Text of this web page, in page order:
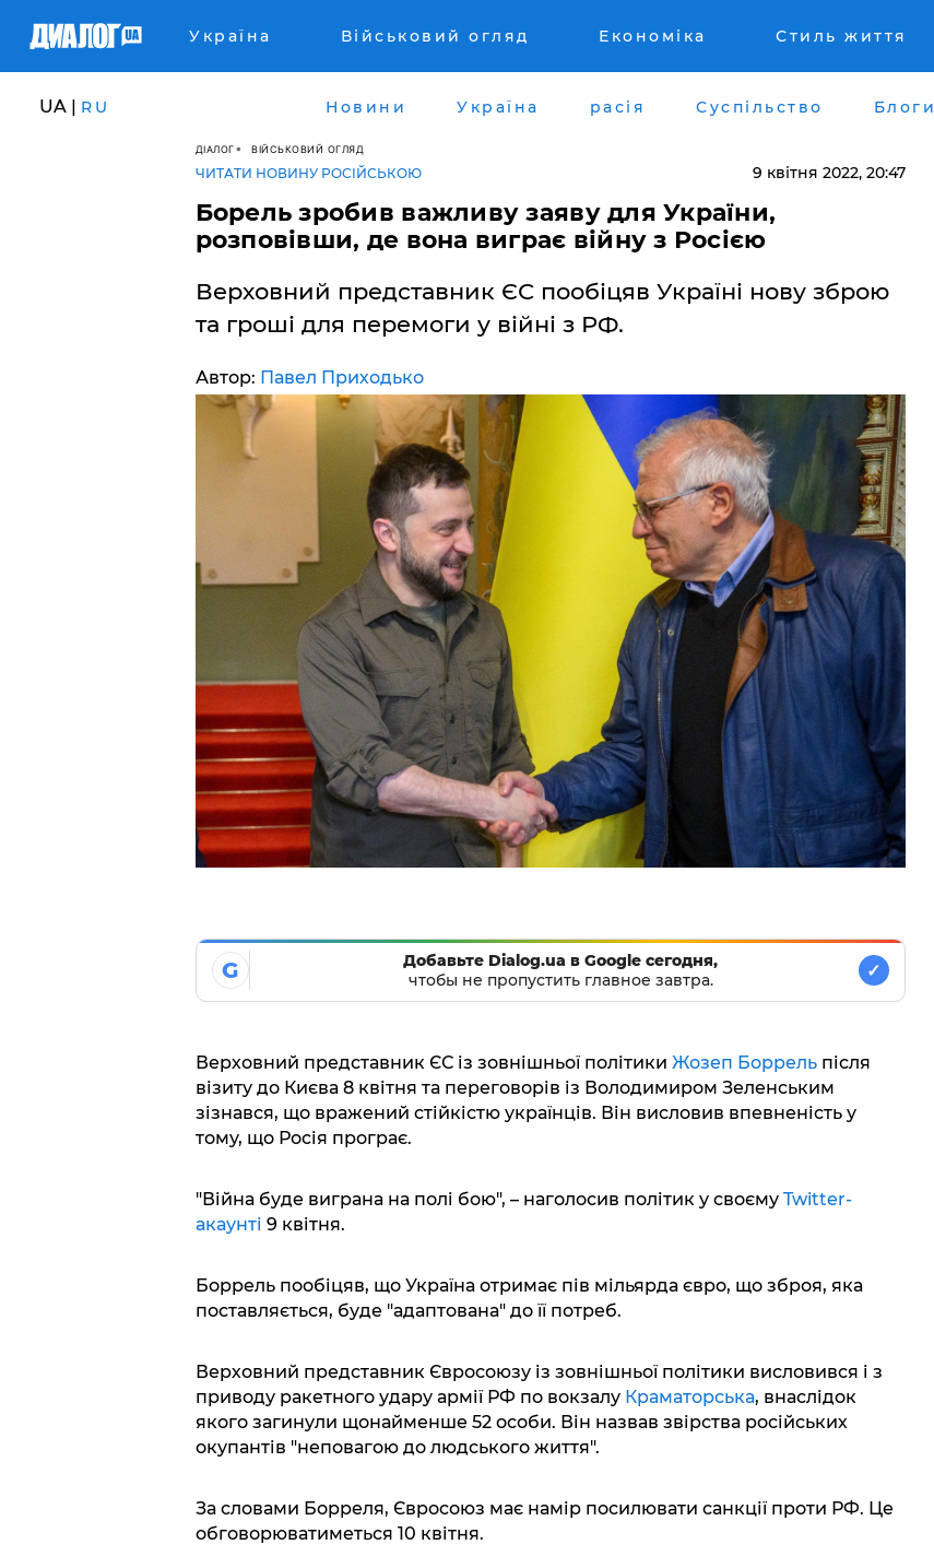
Україна Військовий огляд Економіка Стиль життя
UA | RU Новини Україна расія Суспільство Блоги
ДІАЛОГ ВІЙСЬКОВИЙ ОГЛЯД
ЧИТАТИ НОВИНУ РОСІЙСЬКОЮ 9 квітня 2022, 20:47
Борель зробив важливу заяву для України,
розповівши, де вона виграє війну з Росією
Верховний представник ЄС пообіцяв Україні нову зброю
та гроші для перемоги у війні з РФ.
Автор: Павел Приходько
G
Добавьте Dialog.ua в Google сегодня,
чтобы не пропустить главное завтра.
✓
Верховний представник ЄС із зовнішньої політики Жозеп Боррельпісля
візиту до Києва 8 квітня та переговорів із Володимиром Зеленським
зізнався, що вражений стійкістю українців. Він висловив впевненість у
тому, що Росія програє.
"Війна буде виграна на полі бою", – наголосив політик у своєму Twitter-
акаунті 9 квітня.
Боррель пообіцяв, що Україна отримає пів мільярда євро, що зброя, яка
поставляється, буде "адаптована" до її потреб.
Верховний представник Євросоюзу із зовнішньої політики висловився і з
приводу ракетного удару армії РФ по вокзалу Краматорська, внаслідок
якого загинули щонайменше 52 особи. Він назвав звірства російських
окупантів "неповагою до людського життя".
За словами Борреля, Євросоюз має намір посилювати санкції проти РФ. Це
обговорюватиметься 10 квітня.